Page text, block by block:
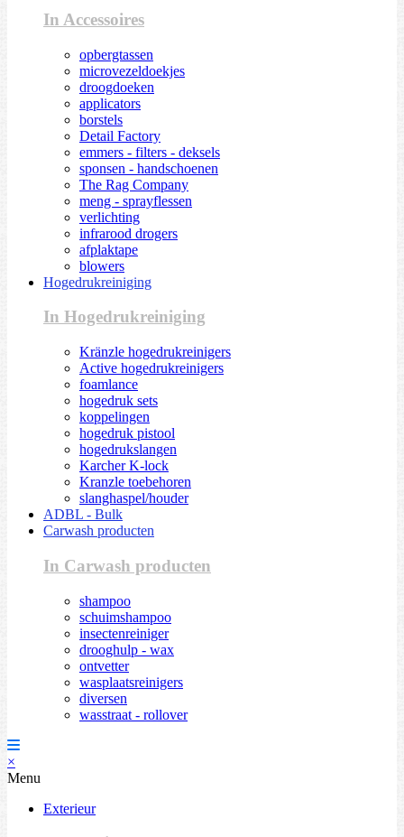
In Accessoires
opbergtassen
microvezeldoekjes
droogdoeken
applicators
borstels
Detail Factory
emmers - filters - deksels
sponsen - handschoenen
The Rag Company
meng - sprayflessen
verlichting
infrarood drogers
afplaktape
blowers
Hogedrukreiniging
In Hogedrukreiniging
Kränzle hogedrukreinigers
Active hogedrukreinigers
foamlance
hogedruk sets
koppelingen
hogedruk pistool
hogedrukslangen
Karcher K-lock
Kranzle toebehoren
slanghaspel/houder
ADBL - Bulk
Carwash producten
In Carwash producten
shampoo
schuimshampoo
insectenreiniger
drooghulp - wax
ontvetter
wasplaatsreinigers
diversen
wasstraat - rollover
×
Menu
Exterieur